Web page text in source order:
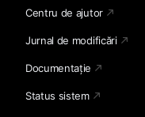
Centru de ajutor
Jurnal de modificări
Documentație
Status sistem